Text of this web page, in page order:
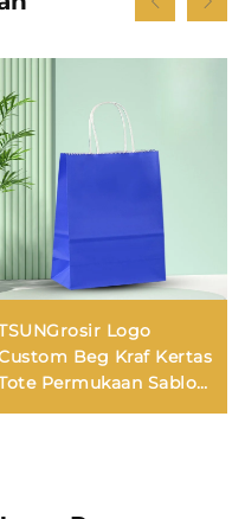
Logo
Beg Kraf Kertas
Permukaan Sablon
Baru/Kristmas